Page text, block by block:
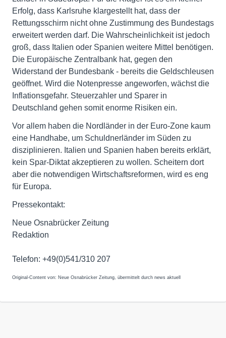
Erfolg, dass Karlsruhe klargestellt hat, dass der
Rettungsschirm nicht ohne Zustimmung des Bundestags
erweitert werden darf. Die Wahrscheinlichkeit ist jedoch
groß, dass Italien oder Spanien weitere Mittel benötigen.
Die Europäische Zentralbank hat, gegen den
Widerstand der Bundesbank - bereits die Geldschleusen
geöffnet. Wird die Notenpresse angeworfen, wächst die
Inflationsgefahr. Steuerzahler und Sparer in
Deutschland gehen somit enorme Risiken ein.
Vor allem haben die Nordländer in der Euro-Zone kaum
eine Handhabe, um Schuldnerländer im Süden zu
disziplinieren. Italien und Spanien haben bereits erklärt,
kein Spar-Diktat akzeptieren zu wollen. Scheitern dort
aber die notwendigen Wirtschaftsreformen, wird es eng
für Europa.
Pressekontakt:
Neue Osnabrücker Zeitung
Redaktion
Telefon: +49(0)541/310 207
Original-Content von: Neue Osnabrücker Zeitung, übermittelt durch news aktuell